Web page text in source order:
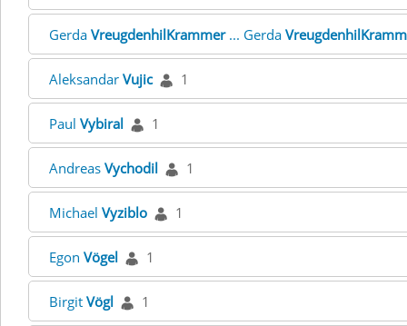
Gerda VreugdenhilKrammer... Gerda
Aleksandar Vujic 1
Paul Vybiral 1
Andreas Vychodil 1
Michael Vyziblo 1
Egon Vögel 1
Birgit Vögl 1